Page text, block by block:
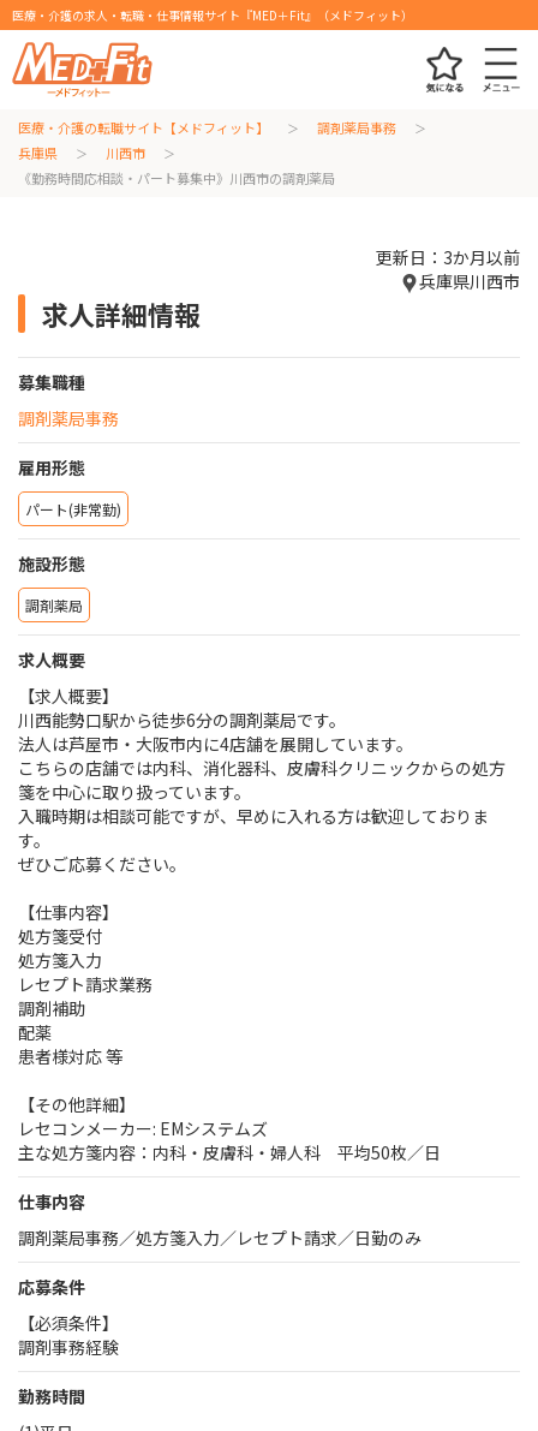
医療・介護の求人・転職・仕事情報サイト『MED＋Fit』（メドフィット）
医療・介護の転職サイト【メドフィット】
調剤薬局事務
兵庫県
川西市
《勤務時間応相談・パート募集中》川西市の調剤薬局
更新日：3か月以前
兵庫県川西市
求人詳細情報
募集職種
調剤薬局事務
雇用形態
パート(非常勤)
施設形態
調剤薬局
求人概要
【求人概要】
川西能勢口駅から徒歩6分の調剤薬局です。
法人は芦屋市・大阪市内に4店舗を展開しています。
こちらの店舗では内科、消化器科、皮膚科クリニックからの処方
箋を中心に取り扱っています。
入職時期は相談可能ですが、早めに入れる方は歓迎しておりま
す。
ぜひご応募ください。
【仕事内容】
処方箋受付
処方箋入力
レセプト請求業務
調剤補助
配薬
患者様対応 等
【その他詳細】
レセコンメーカー: EMシステムズ
主な処方箋内容：内科・皮膚科・婦人科 平均50枚／日
仕事内容
調剤薬局事務／処方箋入力／レセプト請求／日勤のみ
応募条件
【必須条件】
調剤事務経験
勤務時間